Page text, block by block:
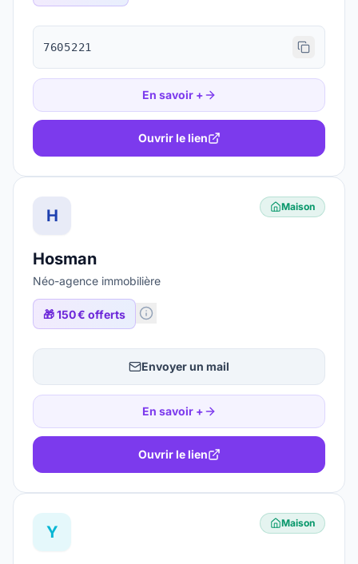
7605221
En savoir +
Ouvrir le lien
H Maison
Hosman
Néo-agence immobilière
🎁150 € offerts
Envoyer un mail
En savoir +
Ouvrir le lien
Y Maison